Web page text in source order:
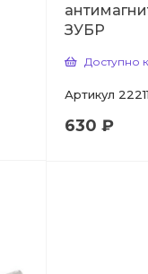
ЗУБР
Доступно
Артикул
630 ₽